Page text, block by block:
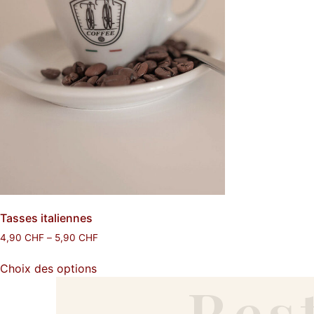
Tasses italiennes
4,90 CHF – 5,90 CHF
Choix des options